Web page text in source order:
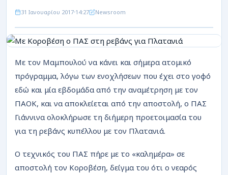
ΕΙΔΗΣΕΙΣ
ΑΡΘΡΟΓΡΑΦΙΕΣ
ΡΟΗ
31 Ιανουαρίου 2017 14:27 Newsroom
Με τον Μαμπουλού να κάνει και σήμερα ατομικό
πρόγραμμα, λόγω των ενοχλήσεων που έχει στο γοφό
εδώ και μία εβδομάδα από την αναμέτρηση με τον
ΠΑΟΚ, και να αποκλείεται από την αποστολή, ο ΠΑΣ
Γιάννινα ολοκλήρωσε τη διήμερη προετοιμασία του
για τη ρεβάνς κυπέλλου με τον Πλατανιά.
Ο τεχνικός του ΠΑΣ πήρε με το «καλημέρα» σε
αποστολή τον Κοροβέση, δείγμα του ότι ο νεαρός